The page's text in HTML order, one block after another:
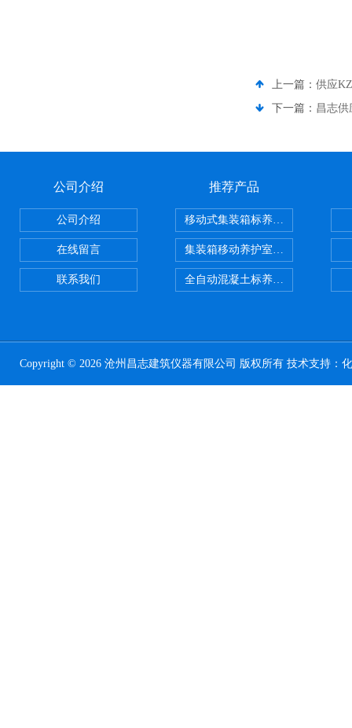
上一篇： 供应
下一篇： 昌志供
公司介绍
公司介绍
在线留言
联系我们
推荐产品
移动式集装箱标养室 养护室设备
集装箱移动养护室 标养室
全自动混凝土标养室恒温恒湿设备
Copyright © 2026 沧州昌志建筑仪器有限公司 版权所有 技术支持：